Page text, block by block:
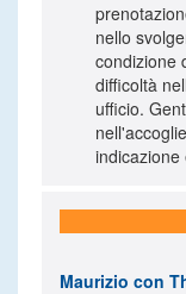
nello
condizione
difficoltà
ufficio.
indicazione
Maurizio con